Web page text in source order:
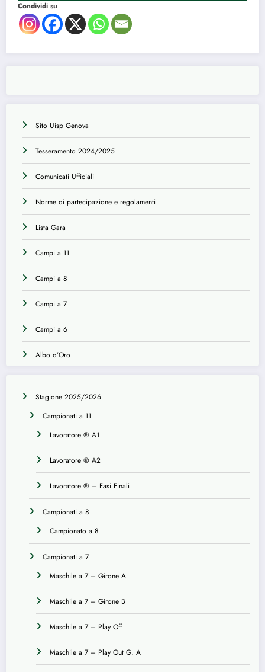
Sito Uisp Genova
Tesseramento 2024/2025
Comunicati Ufficiali
Norme di partecipazione e regolamenti
Lista Gara
Campi a 11
Campi a 8
Campi a 7
Campi a 6
Albo d’Oro
Stagione 2025/2026
Campionati a 11
Lavoratore ® A1
Lavoratore ® A2
Lavoratore ® – Fasi Finali
Campionati a 8
Campionato a 8
Campionati a 7
Maschile a 7 – Girone A
Maschile a 7 – Girone B
Maschile a 7 – Play Off
Maschile a 7 – Play Out G. A
Condividi su